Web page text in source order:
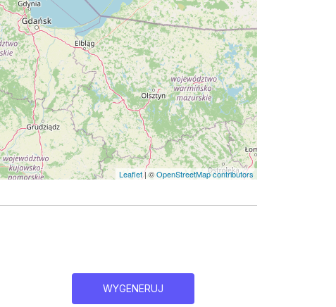
Leaflet| ©OpenStreetMap contributors
WYGENERUJ